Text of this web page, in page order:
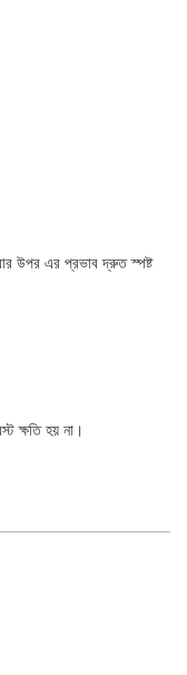
উপর এর প্রভাব দ্রুত স্পষ্ট
ক্ষতি হয় না।